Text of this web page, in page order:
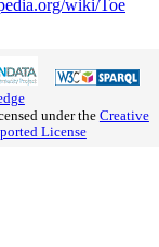
wiki/Toe
under the Creative
License